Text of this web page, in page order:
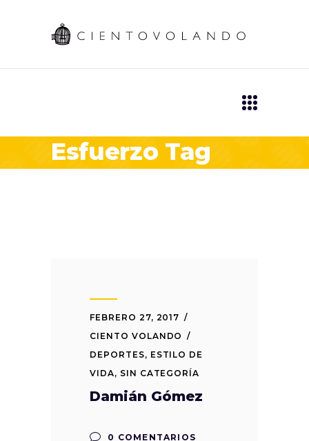
Esfuerzo Tag
FEBRERO 27, 2017
CIENTO VOLANDO
DEPORTES, ESTILO DE
VIDA, SIN CATEGORÍA
Damián Gómez
0 COMENTARIOS